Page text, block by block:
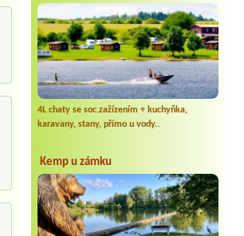
4L chaty se soc.zažízením + kuchyňka,
karavany, stany, přímo u vody..
Kemp u zámku